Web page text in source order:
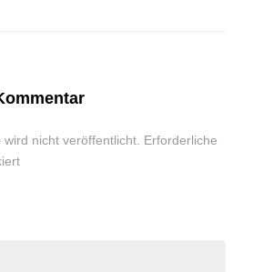
nicht veröffentlicht. Erforderliche